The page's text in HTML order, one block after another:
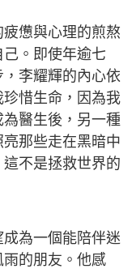
憊與心理的煎熬
。即使年逾七
李耀輝的內心依
惜生命，因為我
醫生後，另一種
那些走在黑暗中
不是拯救世界的
為一個能陪伴迷
的朋友。他感